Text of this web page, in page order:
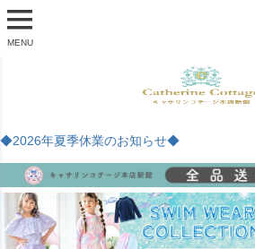
MENU
◆2026年夏季休業のお知らせ◆